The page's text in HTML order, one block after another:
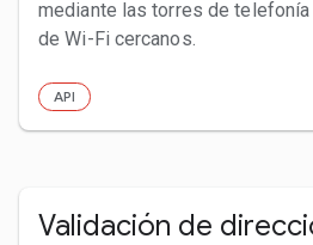
mediante las torres de
de Wi-Fi cercanos.
API
Validación de